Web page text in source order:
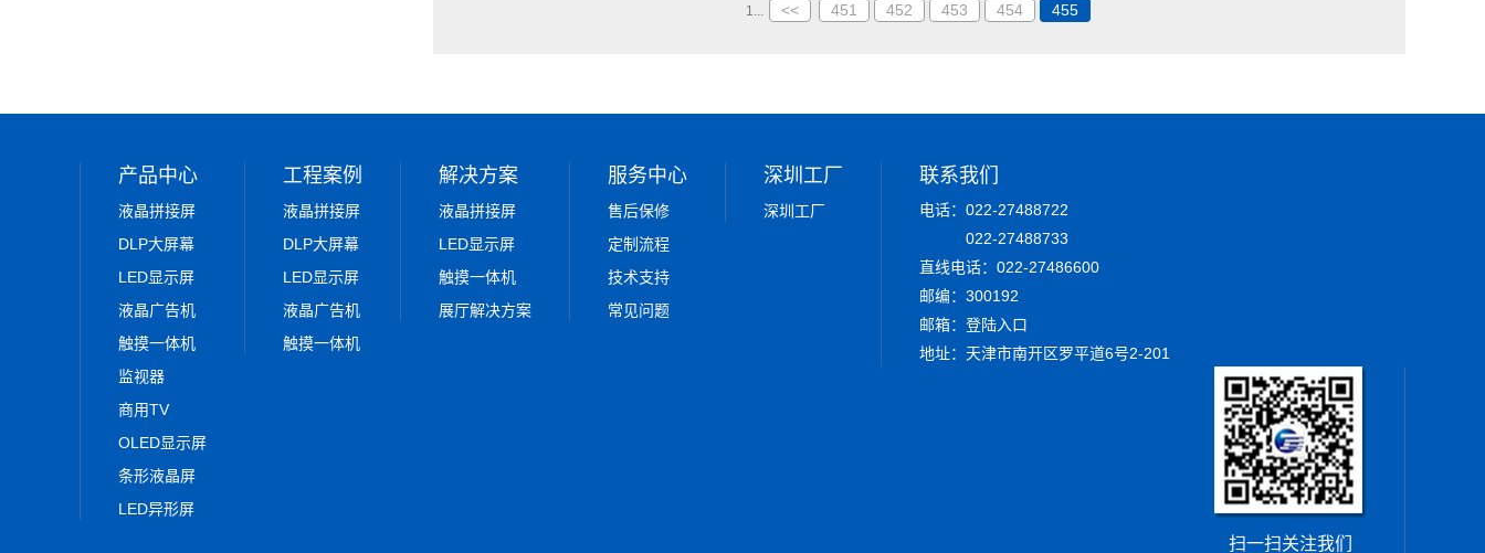
1... << 451 452 453 454 455
产品中心
液晶拼接屏
DLP大屏幕
LED显示屏
液晶广告机
触摸一体机
监视器
商用TV
OLED显示屏
条形液晶屏
LED异形屏
工程案例
液晶拼接屏
DLP大屏幕
LED显示屏
液晶广告机
触摸一体机
解决方案
液晶拼接屏
LED显示屏
触摸一体机
展厅解决方案
服务中心
售后保修
定制流程
技术支持
常见问题
深圳工厂
深圳工厂
联系我们
电话：022-27488722
022-27488733
直线电话：022-27486600
邮编：300192
邮箱： 登陆入口
地址：天津市南开区罗平道6号2-201
扫一扫关注我们